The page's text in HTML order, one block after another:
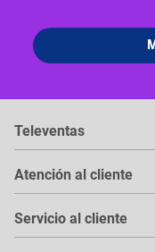
Televentas
Atención al cliente
Servicio al cliente